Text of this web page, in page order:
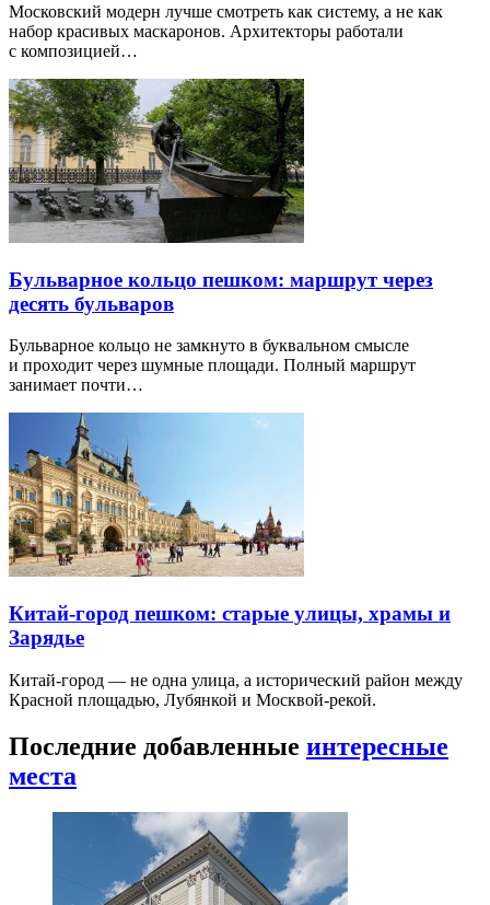
Московский модерн лучше смотреть как систему, а не как
набор красивых маскаронов. Архитекторы работали
с композицией…
Бульварное кольцо пешком: маршрут через
десять бульваров
Бульварное кольцо не замкнуто в буквальном смысле
и проходит через шумные площади. Полный маршрут
занимает почти…
Китай-город пешком: старые улицы, храмы и
Зарядье
Китай-город — не одна улица, а исторический район между
Красной площадью, Лубянкой и Москвой-рекой.
Последние добавленные интересные
места